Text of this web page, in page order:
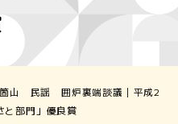
山 民謡 囲炉裏端談議｜平成2
と部門」優良賞